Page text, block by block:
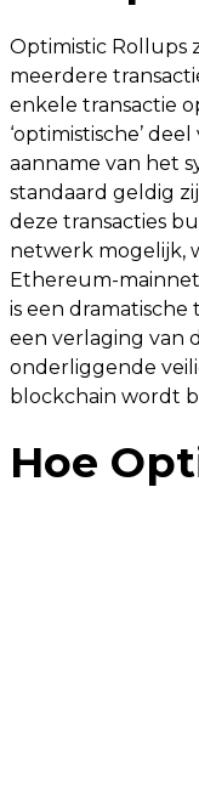
Optimistic Rollups
meerdere
enkele transactie
‘optimistische’
aanname van het
standaard geldig
deze transacties
netwerk mogelijk,
Ethereum-
is een dramatische
een verlaging van
onderliggende
blockchain wordt
Hoe